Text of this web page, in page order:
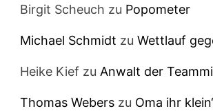
Birgit Scheuch zu Popometer
Michael Schmidt zuWettlauf
Heike Kief zuAnwalt der
Thomas Webers zu Oma ihr